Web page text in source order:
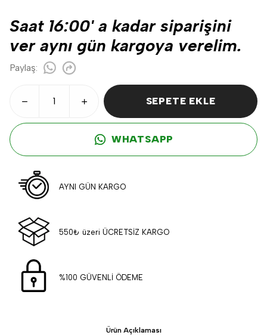
Saat 16:00' a kadar siparişini
ver aynı gün kargoya verelim.
Paylaş:
SEPETE EKLE
WHATSAPP
AYNI GÜN KARGO
550₺ üzeri ÜCRETSİZ KARGO
%100 GÜVENLİ ÖDEME
Ürün Açıklaması